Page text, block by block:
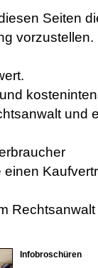
Seiten
vorzustellen.
und
Infobroschüren